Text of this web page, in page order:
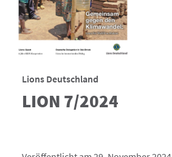
Lions Deutschland
LION 7/2024